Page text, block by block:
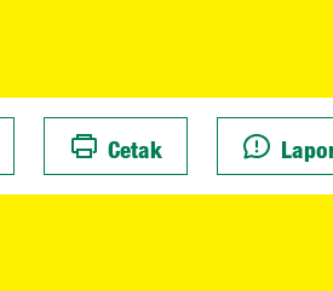
Cetak